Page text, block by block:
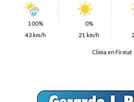
100%
43 km/h
0%
21 km/h
Clima en Firmat